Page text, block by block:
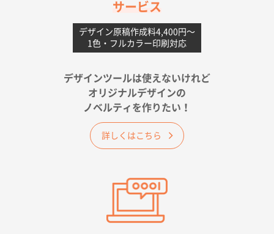
不織布フラットバッグ（A4縦サイズ）1000枚
2026年05月25日 15:10
が決め手です
佐賀県A社様
2026年05月23日 16:24
希望の商品（今回発注分）が一番安かったため
ワンポイント箔押し紙袋 M横サイズ(A4対応)
2026年05月21日 12:56
サービス
デザイン原稿作成料4,400円〜
1色・フルカラー印刷対応
デザインツールは使えないけれど
オリジナルデザインの
ノベルティを作りたい！
詳しくはこちら